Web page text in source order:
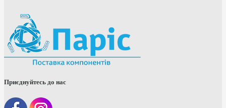
Приєднуйтесь до нас